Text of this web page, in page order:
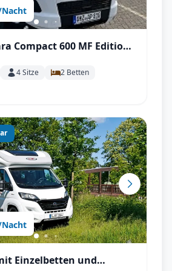
Compact 600 MF Edition
/ Klima (2026)
4Sitze 2 Betten